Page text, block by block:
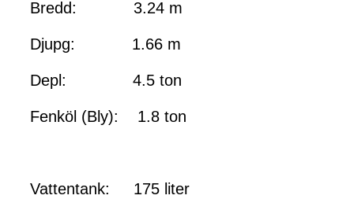
Bredd: 3.24 m
Djupg: 1.66 m
Depl: 4.5 ton
Fenköl (Bly): 1.8 ton
Vattentank: 175 liter